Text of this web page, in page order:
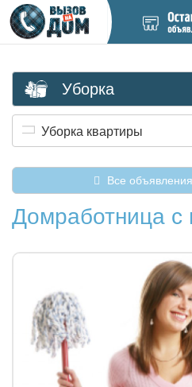
новое
Уборка
Уборка квартиры
Все
Домработница с